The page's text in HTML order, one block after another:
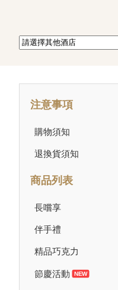
注意事項
購物須知
退換貨須知
商品列表
長嚐享
伴手禮
精品巧克力
節慶活動